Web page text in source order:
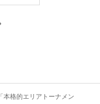
本格的エリアトーナメン